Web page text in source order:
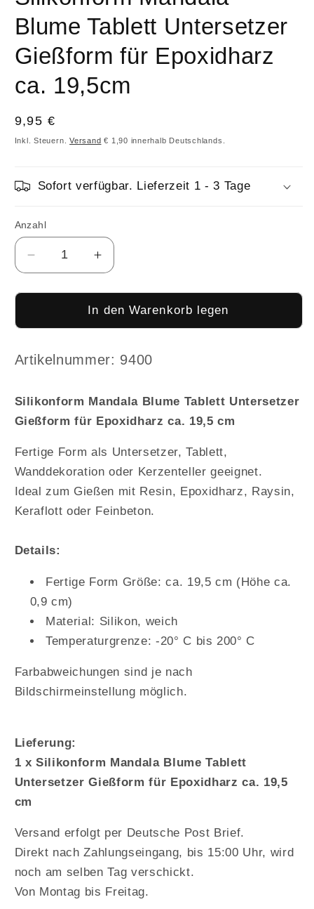
Blume Tablett Untersetzer
Gießform für Epoxidharz
ca. 19,5cm
Normaler
Preis
9,95 €
Inkl. Steuern.Versand € 1,90 innerhalb Deutschlands.
Sofort verfügbar. Lieferzeit 1 - 3 Tage
Anzahl
Anzahl
Verringere
die
Menge
Silikonform
Blume
Gießform
für
ca.
19,5cm
Erhöhe
die
Menge
für
Silikonform
Blume
Gießform
für
ca.
19,5cm
In den Warenkorb legen
Arktikelnummer:
Artikelnummer: 9400
Silikonform Mandala Blume Tablett Untersetzer
Gießform für Epoxidharz ca. 19,5 cm
Fertige Form als Untersetzer, Tablett,
Wanddekoration oder Kerzenteller geeignet.
Ideal zum Gießen mit Resin, Epoxidharz, Raysin,
Keraflott oder Feinbeton.
Details:
Fertige Form Größe: ca. 19,5 cm (Höhe ca.
0,9 cm)
Material: Silikon, weich
Temperaturgrenze: -20° C bis 200° C
Farbabweichungen sind je nach
Bildschirmeinstellung möglich.
Lieferung:
1 x Silikonform Mandala Blume Tablett
Untersetzer Gießform für Epoxidharz ca. 19,5
cm
Versand erfolgt per Deutsche Post Brief.
Direkt nach Zahlungseingang, bis 15:00 Uhr, wird
noch am selben Tag verschickt.
Von Montag bis Freitag.